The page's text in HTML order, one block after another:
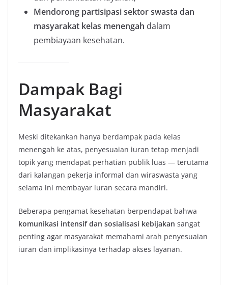
Mendorong partisipasi sektor swasta dan
masyarakat kelas menengah dalam
pembiayaan kesehatan.
Dampak Bagi
Masyarakat
Meski ditekankan hanya berdampak pada kelas
menengah ke atas, penyesuaian iuran tetap menjadi
topik yang mendapat perhatian publik luas — terutama
dari kalangan pekerja informal dan wiraswasta yang
selama ini membayar iuran secara mandiri.
Beberapa pengamat kesehatan berpendapat bahwa
komunikasi intensif dan sosialisasi kebijakan sangat
penting agar masyarakat memahami arah penyesuaian
iuran dan implikasinya terhadap akses layanan.